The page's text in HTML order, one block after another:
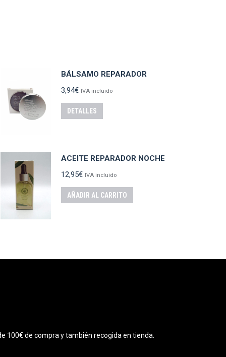
BÁLSAMO REPARADOR
3,94€ IVA incluido
DETALLES
ACEITE REPARADOR NOCHE
12,95€ IVA incluido
AÑADIR AL CARRITO
100€ de compra y también recogida en tienda.